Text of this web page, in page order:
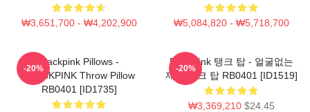
₩3,651,700 - ₩4,202,900 ₩5,084,820 - ₩5,718,700
Blackpink Pillows -
BLACKPINK Throw Pillow
RB0401 [ID1735]
-20%
Blackpink 탱크 탑 - 얼굴없는
제니 탱크 탑 RB0401 [ID1519]
₩3,369,210 $24.45
-20%